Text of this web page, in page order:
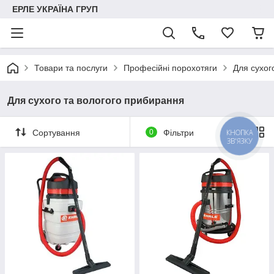
ЕРЛЕ УКРАЇНА ГРУП
Товари та послуги Професійні порохотяги Для
Для сухого та вологого прибирання
Сортування 0 Фільтри
КНОПКА
ЗВ'ЯЗКУ